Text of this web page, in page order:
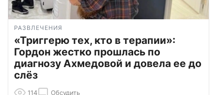
РАЗВЛЕЧЕНИЯ
«Триггерю тех, кто в терапии»:
Гордон жестко прошлась по
диагнозу Ахмедовой и довела ее до
слёз
114 Обсудить